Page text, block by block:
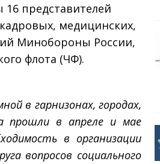
представителей
медицинских,
Минобороны России,
флота (ЧФ).
в гарнизонах, городах,
прошли в апреле и мае
в организации
вопросов социального